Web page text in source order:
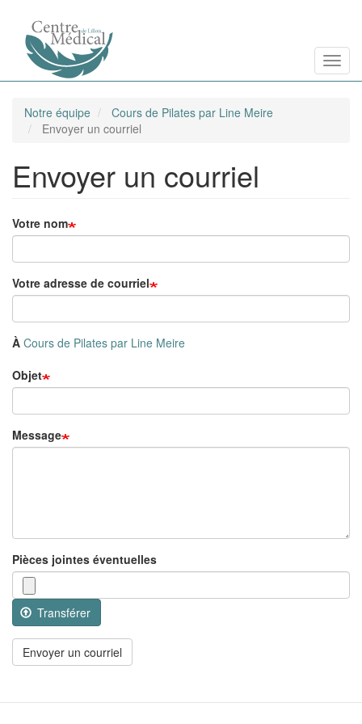
contenu
Notre équipe
Cours de Pilates par Line Meire
Envoyer un courriel
Envoyer un courriel
Votre nom
Votre adresse de courriel
À Cours de Pilates par Line Meire
Objet
Message
Pièces jointes éventuelles
Transférer
Envoyer un courriel